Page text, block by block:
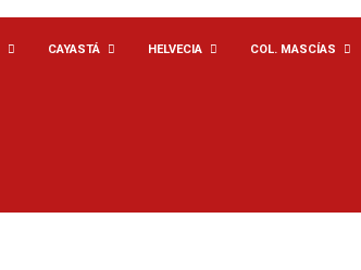
CAYASTÁ HELVECIA COL. MASCÍAS